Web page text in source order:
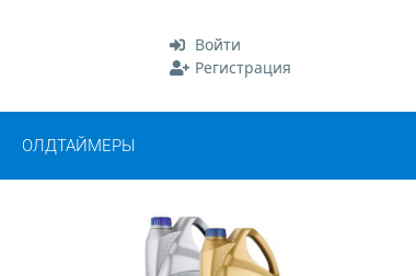
Войти
Регистрация
ОЛДТАЙМЕРЫ